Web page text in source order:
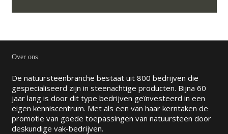
Over ons
De natuursteenbranche bestaat uit 800 bedrijven die
gespecialiseerd zijn in steenachtige producten. Bijna 60
jaar lang is door dit type bedrijven geïnvesteerd in een
eigen kenniscentrum. Met als een van haar kerntaken de
promotie van goede toepassingen van natuursteen door
deskundige vak-bedrijven.